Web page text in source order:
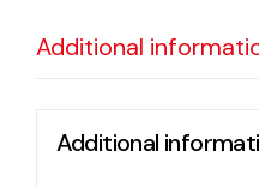
meant a greater offer of
Additional
Additional